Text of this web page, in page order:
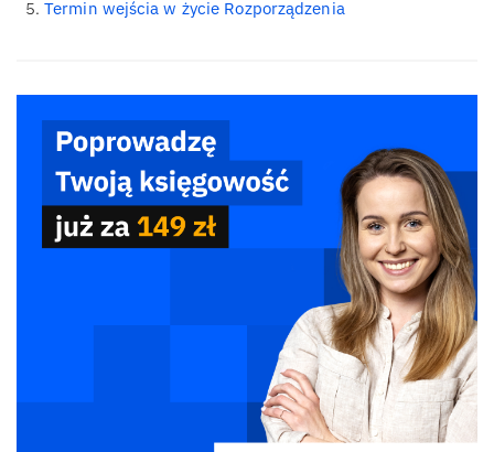
Termin wejścia w życie Rozporządzenia